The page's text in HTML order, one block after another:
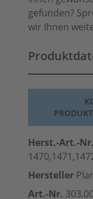
gefunden?
wir Ihnen
Herst.-Art.-Nr.
Hersteller
Art.-Nr.